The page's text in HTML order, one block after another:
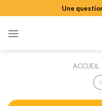
to
content
Une
ACCUEIL